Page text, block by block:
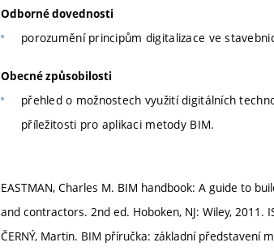
Odborné dovednosti
porozumění principům digitalizace ve
Obecné způsobilosti
přehled o možnostech využití digitálních
příležitosti pro aplikaci metody BIM.
EASTMAN, Charles M. BIM handbook: A guide to
and contractors. 2nd ed. Hoboken, NJ: Wiley, 2011.
ČERNÝ, Martin. BIM příručka: základní představení